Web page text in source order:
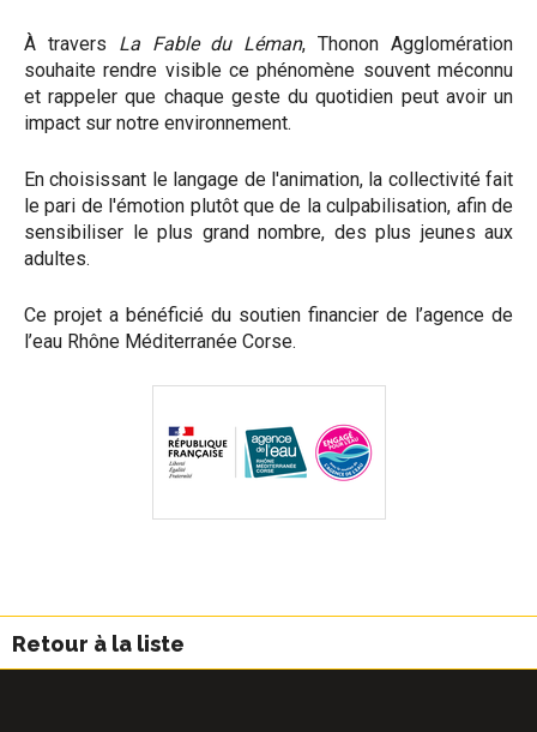
À travers La Fable du Léman, Thonon Agglomération
souhaite rendre visible ce phénomène souvent méconnu
et rappeler que chaque geste du quotidien peut avoir un
impact sur notre environnement.
En choisissant le langage de l'animation, la collectivité fait
le pari de l'émotion plutôt que de la culpabilisation, afin de
sensibiliser le plus grand nombre, des plus jeunes aux
adultes.
Ce projet a bénéficié du soutien financier de l’agence de
l’eau Rhône Méditerranée Corse.
Retour à la liste